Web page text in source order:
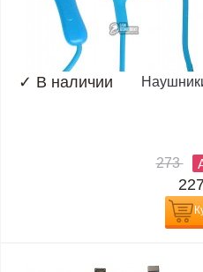
✓ В наличии
273